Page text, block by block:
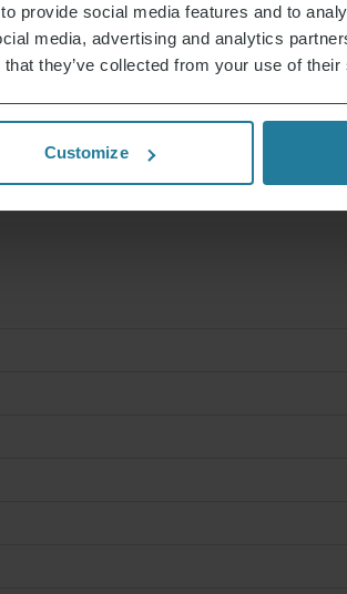
provide social media features and to
media, advertising and analytics
they’ve collected from your use of
Customize